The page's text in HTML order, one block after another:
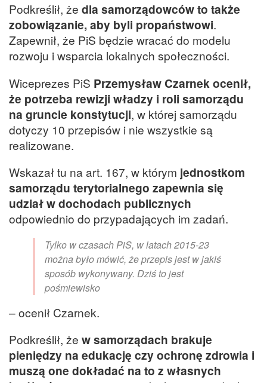
Podkreślił, że dla samorządowców to także
zobowiązanie, aby byli propaństwowi.
Zapewnił, że PiS będzie wracać do modelu
rozwoju i wsparcia lokalnych społeczności.
Wiceprezes PiS Przemysław Czarnek ocenił,
że potrzeba rewizji władzy i roli samorządu
na gruncie konstytucji, w której samorządu
dotyczy 10 przepisów i nie wszystkie są
realizowane.
Wskazał tu na art. 167, w którym jednostkom
samorządu terytorialnego zapewnia się
udział w dochodach publicznych
odpowiednio do przypadających im zadań.
Tylko w czasach PiS, w latach 2015-23
można było mówić, że przepis jest w jakiś
sposób wykonywany. Dziś to jest
pośmiewisko
– ocenił Czarnek.
Podkreślił, że w samorządach brakuje
pieniędzy na edukację czy ochronę zdrowia i
muszą one dokładać na to z własnych